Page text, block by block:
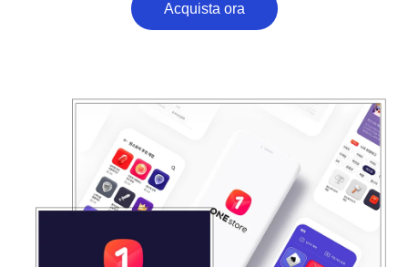
Acquista ora